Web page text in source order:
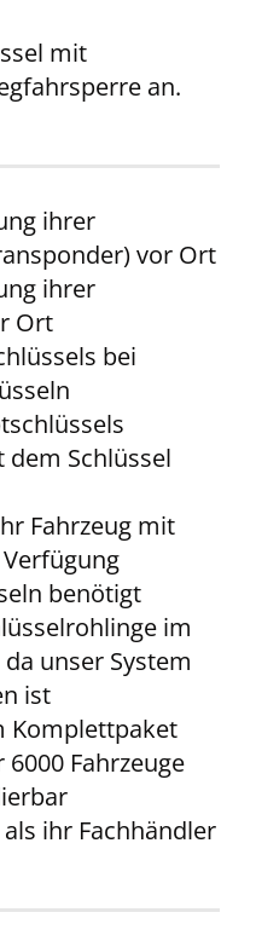
mit
an.
ihrer
vor Ort
ihrer
Ort
bei
Schlüssel
Fahrzeug mit
benötigt
im
unser System
ist
Komplettpaket
Fahrzeuge
ihr Fachhändler